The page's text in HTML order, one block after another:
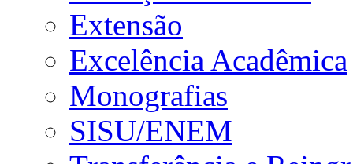
Extensão
Excelência Acadêmica
Monografias
SISU/ENEM